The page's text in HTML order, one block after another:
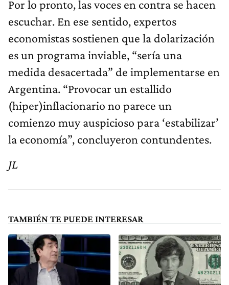
Por lo pronto, las voces en contra se hacen
escuchar. En ese sentido, expertos
economistas sostienen que la dolarización
es un programa inviable, “sería una
medida desacertada” de implementarse en
Argentina. “Provocar un estallido
(hiper)inflacionario no parece un
comienzo muy auspicioso para ‘estabilizar’
la economía”, concluyeron contundentes.
JL
TAMBIÉN TE PUEDE INTERESAR